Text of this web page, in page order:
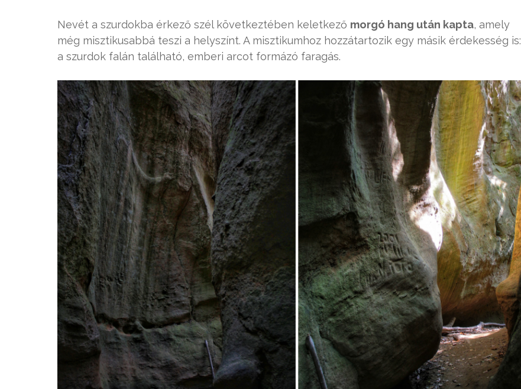
Nevét a szurdokba érkező szél következtében keletkező morgó hang után kapta, amely
még misztikusabbá teszi a helyszínt. A misztikumhoz hozzátartozik egy másik érdekesség is:
a szurdok falán található, emberi arcot formázó faragás.